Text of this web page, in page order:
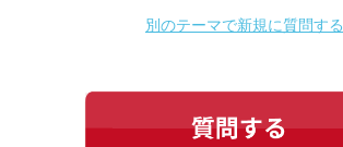
別のテーマで新規に質問する